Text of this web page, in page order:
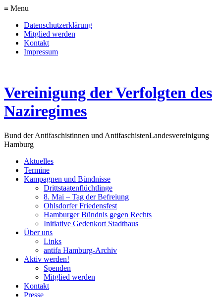
≡ Menu
Datenschutzerklärung
Mitglied werden
Kontakt
Impressum
Vereinigung der Verfolgten des
Naziregimes
Bund der Antifaschistinnen und AntifaschistenLandesvereinigung
Hamburg
Aktuelles
Termine
Kampagnen und Bündnisse
Drittstaatenflüchtlinge
8. Mai – Tag der Befreiung
Ohlsdorfer Friedensfest
Hamburger Bündnis gegen Rechts
Initiative Gedenkort Stadthaus
Über uns
Links
antifa Hamburg-Archiv
Aktiv werden!
Spenden
Mitglied werden
Kontakt
Presse